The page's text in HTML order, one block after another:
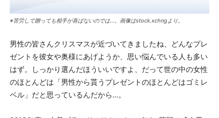
※苦労して贈っても相手が喜ばないのでは…。画像はstock.xchngより。
男性の皆さんクリスマスが近づいてきましたね、どんなプレ
ゼントを彼女や奥様にあげようか、思い悩んでいる人も多い
はず。しっかり選んだほういいですよ、だって世の中の女性
のほとんどは「男性から貰うプレゼントのほとんどはゴミレ
ベル」だと思っているんだから…。